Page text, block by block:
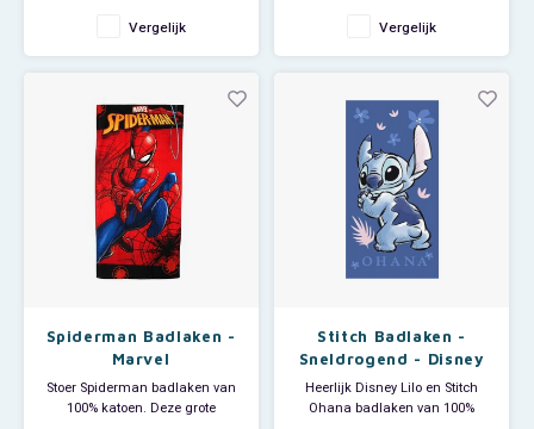
Everest en Skye. Ideaal om
als strandlaken te gebruiken
als je een dagje naar het strand
thuisgebruik of bij de
Vergelijk
als strandlaken om op te
luieren op het strand, in de tuin
of zwembad. Afmeting: 70 x 140
Vergelijk
Spiderman Badlaken -
Marvel
Stoer Spiderman badlaken van
100% katoen. Deze grote
Stitch Badlaken -
Sneldrogend - Disney
Heerlijk Disney Lilo en Stitch
Ohana badlaken van 100%